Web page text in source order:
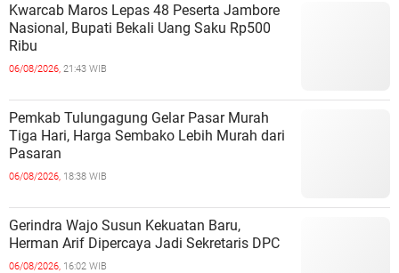
Kwarcab Maros Lepas 48 Peserta Jambore
Nasional, Bupati Bekali Uang Saku Rp500
Ribu
06/08/2026, 21:43 WIB
Pemkab Tulungagung Gelar Pasar Murah
Tiga Hari, Harga Sembako Lebih Murah dari
Pasaran
06/08/2026, 18:38 WIB
Gerindra Wajo Susun Kekuatan Baru,
Herman Arif Dipercaya Jadi Sekretaris DPC
06/08/2026, 16:02 WIB